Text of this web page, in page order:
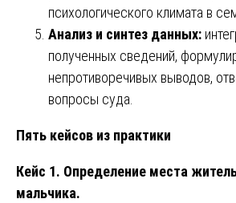
психологического климата в
Анализ и синтез данных:
полученных сведений,
непротиворечивых выводов,
вопросы суда.
Пять кейсов из практики
Кейс 1. Определение места
мальчика.